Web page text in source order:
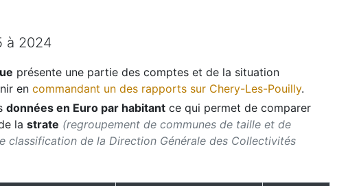
à 2024
présente une partie des comptes et de la situation
en commandant un des rapports sur Chery-Les-Pouilly.
données en Euro par habitant ce qui permet de comparer
la strate (regroupement de communes de taille et de
classification de la Direction Générale des Collectivités